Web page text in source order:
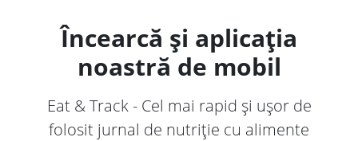
Încearcă și aplicația
noastră de mobil
Eat & Track - Cel mai rapid și ușor de
folosit jurnal de nutriție cu alimente